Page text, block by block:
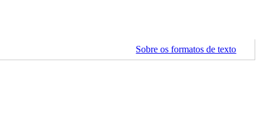
Sobre os formatos de texto